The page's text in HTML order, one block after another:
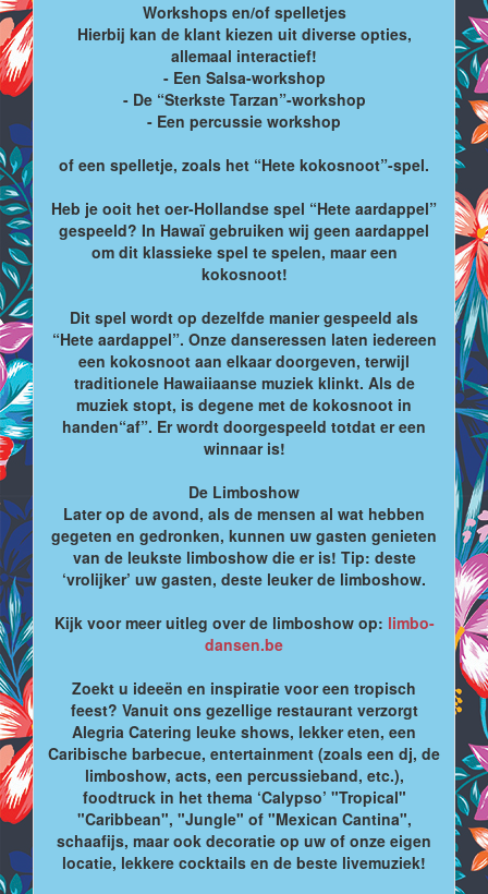
Workshops en/of spelletjes
Hierbij kan de klant kiezen uit diverse opties,
allemaal interactief!
- Een Salsa-workshop
- De “Sterkste Tarzan”-workshop
- Een percussie workshop
of een spelletje, zoals het “Hete kokosnoot”-spel.
Heb je ooit het oer-Hollandse spel “Hete aardappel”
gespeeld? In Hawaï gebruiken wij geen aardappel
om dit klassieke spel te spelen, maar een
kokosnoot!
Dit spel wordt op dezelfde manier gespeeld als
“Hete aardappel”. Onze danseressen laten iedereen
een kokosnoot aan elkaar doorgeven, terwijl
traditionele Hawaiiaanse muziek klinkt. Als de
muziek stopt, is degene met de kokosnoot in
handen“af”. Er wordt doorgespeeld totdat er een
winnaar is!
De Limboshow
Later op de avond, als de mensen al wat hebben
gegeten en gedronken, kunnen uw gasten genieten
van de leukste limboshow die er is! Tip: deste
‘vrolijker’ uw gasten, deste leuker de limboshow.
Kijk voor meer uitleg over de limboshow op: limbo-
dansen.be
Zoekt u ideeën en inspiratie voor een tropisch
feest? Vanuit ons gezellige restaurant verzorgt
Alegria Catering leuke shows, lekker eten, een
Caribische barbecue, entertainment (zoals een dj, de
limboshow, acts, een percussieband, etc.),
foodtruck in het thema ‘Calypso’ "Tropical"
"Caribbean", "Jungle" of "Mexican Cantina",
schaafijs, maar ook decoratie op uw of onze eigen
locatie, lekkere cocktails en de beste livemuziek!